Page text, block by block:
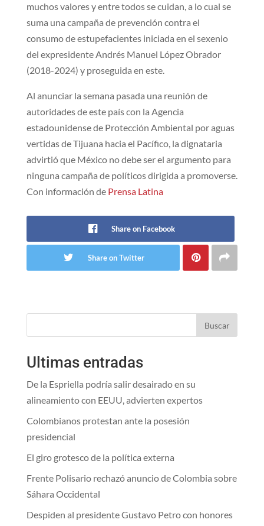
muchos valores y entre todos se cuidan, a lo cual se
suma una campaña de prevención contra el
consumo de estupefacientes iniciada en el sexenio
del expresidente Andrés Manuel López Obrador
(2018-2024) y proseguida en este.
Al anunciar la semana pasada una reunión de
autoridades de este país con la Agencia
estadounidense de Protección Ambiental por aguas
vertidas de Tijuana hacia el Pacífico, la dignataria
advirtió que México no debe ser el argumento para
ninguna campaña de políticos dirigida a promoverse.
Con información de Prensa Latina
Share on Facebook
Share on Twitter
Buscar
Ultimas entradas
De la Espriella podría salir desairado en su
alineamiento con EEUU, advierten expertos
Colombianos protestan ante la posesión
presidencial
El giro grotesco de la política externa
Frente Polisario rechazó anuncio de Colombia sobre
Sáhara Occidental
Despiden al presidente Gustavo Petro con honores